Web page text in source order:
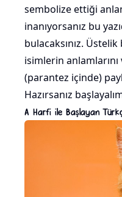
sembolize ettiği
inanıyorsanız bu
bulacaksınız.
isimlerin
(parantez içinde)
Hazırsanız
A Harfi ile Başlayan